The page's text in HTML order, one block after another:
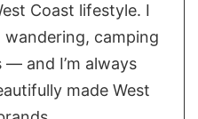
Coast lifestyle. I
camping
and I’m always
made West